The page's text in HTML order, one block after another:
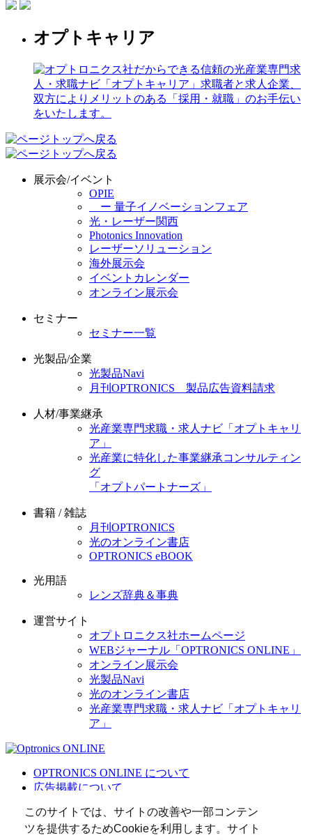
このサイトでは、サイトの改善や一部コンテン
ツを提供するためCookieを利用します。サイト
オプトキャリア
展示会/イベント
OPIE
ー 量子イノベーションフェア
光・レーザー関西
Photonics Innovation
レーザーソリューション
海外展示会
イベントカレンダー
オンライン展示会
セミナー
セミナー一覧
光製品/企業
光製品Navi
月刊OPTRONICS 製品広告資料請求
人材/事業継承
光産業専門求職・求人ナビ「オプトキャリ
ア」
光産業に特化した事業継承コンサルティン
グ
「オプトパートナーズ」
書籍 / 雑誌
月刊OPTRONICS
光のオンライン書店
OPTRONICS eBOOK
光用語
レンズ辞典＆事典
運営サイト
オプトロニクス社ホームページ
WEBジャーナル「OPTRONICS ONLINE」
オンライン展示会
光製品Navi
光のオンライン書店
光産業専門求職・求人ナビ「オプトキャリ
ア」
OPTRONICS ONLINE について
広告掲載について
個人情報
光関連リンク集